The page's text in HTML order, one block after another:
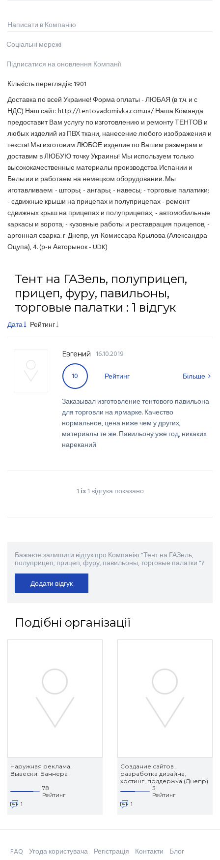
Написати в Компанію
Соціальні мережі
Підписатися на оновлення Компанії
Кількість переглядів:1901
Доставка по всей Украине! Форма оплаты - ЛЮБАЯ (в т.ч. и с
НДС) Наш сайт: http://tentovadomivka.com.ua/ Наша Команда
предоставит Вам услугу по изготовлению и ремонту ТЕНТОВ и
любых изделий из ПВХ ткани, нанесение любого изображения и
текста! Мы изготовим ЛЮБОЕ изделие по Вашим размерам и
доставим в ЛЮБУЮ точку Украины! Мы используем только
высококачественные материалы производства Испании и
Бельгии и работаем на немецком оборудовании. Мы
иготавливаем: - шторы; - ангары; - навесы; - торговые палатики;
- сдвижные крыши на прицепах и полуприцепах - ремонт
сдвижных крыш на прицепах и полуприцепах; - автомобильные
каркасы и ворота; - кузовные работы и реставрация прицепов; -
аргонная сварка. г. Днепр, ул. Комиссара Крылова (Александра
Оцупа), 4. (р-н Авторынок - UDK)
Тент на ГАЗель, полуприцеп,
прицеп, фуру, павильоны,
торговые палатки : 1 відгук
Дата Рейтинг
16.10.2019
Евгений
Заказывал изготовление тентового павильона
для торговли на ярмарке. Качество
нормальное, цена ниже чем у других,
материалы те же. Павильону уже год, никаких
нареканий.
Рейтинг
10 Більше
1 із1 відгука показано
Бажаєте залишити відгук про Компанію "Тент на ГАЗель,
полуприцеп, прицеп, фуру, павильоны, торговые палатки "?
Додати відгук
Подібні організації
Наружная реклама.
Вывески. Баннера
7.8
Рейтинг
1
Создание сайтов ,
разработка дизайна,
хостинг, поддержка (Днепр)
5
Рейтинг
1
FAQ Угода користувача Регістрація Контакти Блог